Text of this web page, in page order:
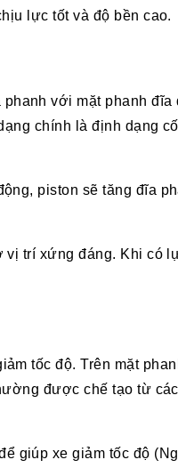
lực tốt và độ bền cao.
với mặt phanh
chính là định dạng
piston sẽ tăng đĩa
trí xứng đáng. Khi có
tốc độ. Trên mặt
được chế tạo từ
giúp xe giảm tốc độ